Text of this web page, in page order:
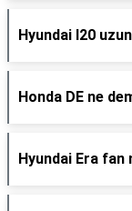
Hyundai I20
Honda DE ne
Hyundai Era